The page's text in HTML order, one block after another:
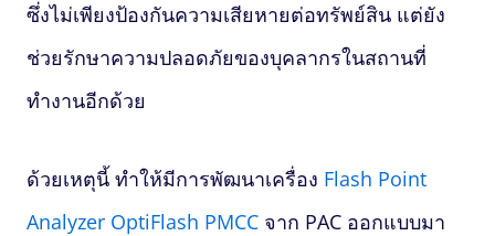
ซึ่งไม่เพียงป้องกันความเสียหายต่อทรัพย์สิน แต่ยัง
ช่วยรักษาความปลอดภัยของบุคลากรในสถานที่
ทำงานอีกด้วย
ด้วยเหตุนี้ ทำให้มีการพัฒนาเครื่อง Flash Point
Analyzer OptiFlash PMCC จาก PAC ออกแบบมา